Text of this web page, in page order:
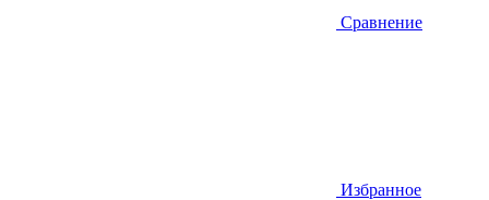
Сравнение
Избранное